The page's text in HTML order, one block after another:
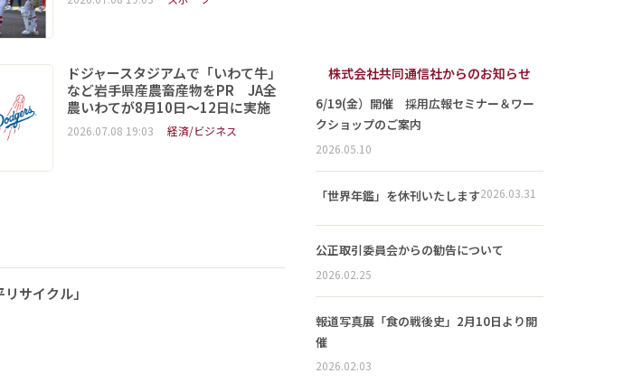
ドジャースタジアムで「いわて牛」
など岩手県産農畜産物をPR JA全
農いわてが8月10日～12日に実施
2026.07.08 19:03 経済/ビジネス
サイクル」
株式会社共同通信社からのお知らせ
6/19(金）開催 採用広報セミナー＆ワー
クショップのご案内
2026.05.10
「世界年鑑」を休刊いたします2026.03.31
公正取引委員会からの勧告について
2026.02.25
報道写真展「食の戦後史」2月10日より開
催
2026.02.03